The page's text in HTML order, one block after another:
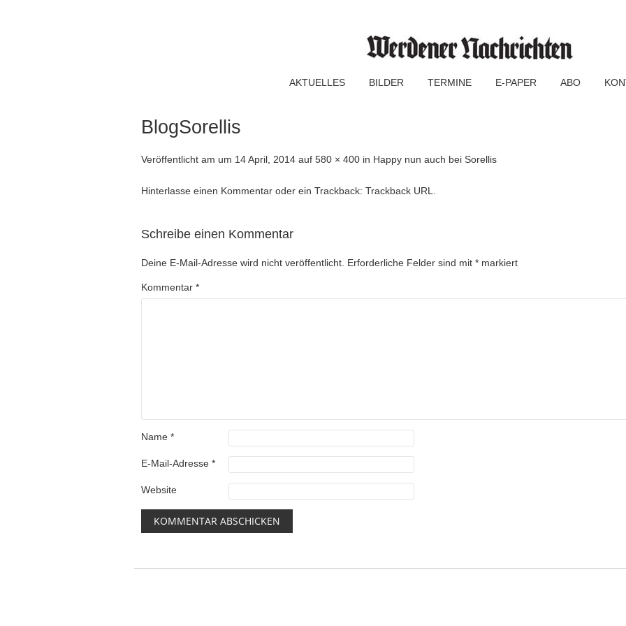
AKTUELLES BILDER TERMINE E-PAPER ABO
BlogSorellis
Veröffentlicht am um 14 April, 2014 auf 580 × 400 in Happy nun auch bei Sorellis
Hinterlasse einen Kommentar oder ein Trackback: Trackback URL
Schreibe einen Kommentar
Deine E-Mail-Adresse wird nicht veröffentlicht. Erforderliche Felder sind mit * markiert
Kommentar *
Name *
E-Mail-Adresse *
Website